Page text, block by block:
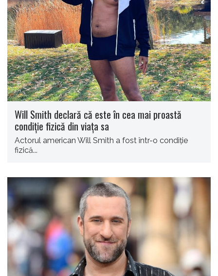
Will Smith declară că este în cea mai proastă
condiție fizică din viața sa
Actorul american Will Smith a fost într-o condiție
fizică...